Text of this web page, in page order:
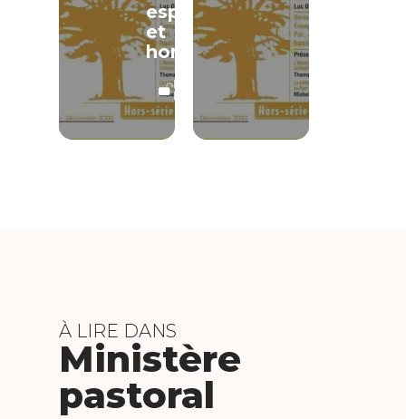
espérance
et
homosexualité
LECTURE
LIBRE
À LIRE DANS
Ministère
pastoral